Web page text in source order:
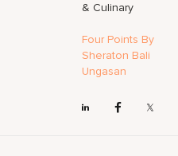
& Culinary
Four Points By
Sheraton Bali
Ungasan